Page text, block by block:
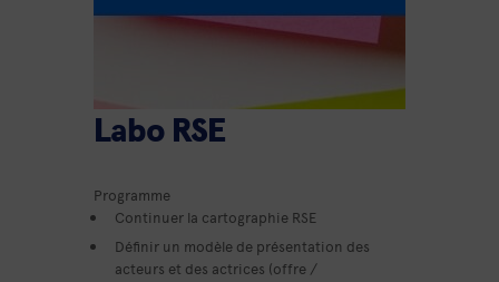
Labo RSE
Programme
Continuer la cartographie RSE
Définir un modèle de présentation des
acteurs et des actrices (offre /